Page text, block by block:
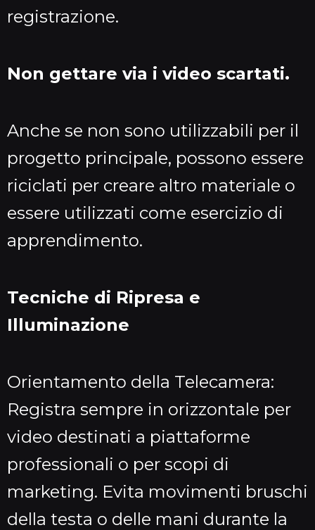
registrazione.
Non gettare via i video scartati.
Anche se non sono utilizzabili per il
progetto principale, possono essere
riciclati per creare altro materiale o
essere utilizzati come esercizio di
apprendimento.
Tecniche di Ripresa e
Illuminazione
Orientamento della Telecamera:
Registra sempre in orizzontale per
video destinati a piattaforme
professionali o per scopi di
marketing. Evita movimenti bruschi
della testa o delle mani durante la